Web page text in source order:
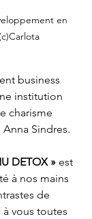
en
business
institution
charisme
Sindres.
DETOX » est
à nos mains
de
vous toutes